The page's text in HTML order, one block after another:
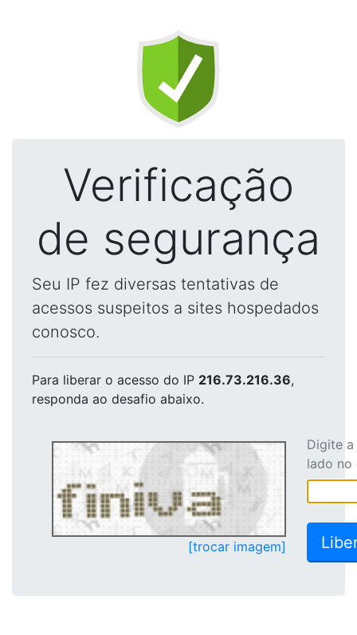
Verificação
de segurança
Seu IP fez diversas tentativas de
acessos suspeitos a sites hospedados
conosco.
Para liberar o acesso do IP 216.73.216.36,
responda ao desafio abaixo.
[trocar imagem]
Digite
lado no